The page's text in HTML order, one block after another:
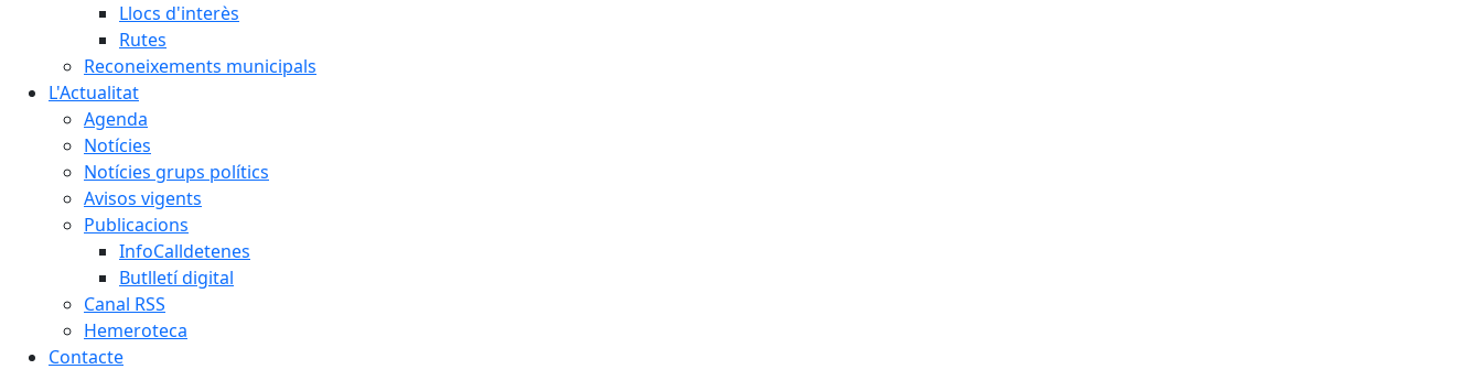
Llocs d'interès
Rutes
Reconeixements municipals
L'Actualitat
Agenda
Notícies
Notícies grups polítics
Avisos vigents
Publicacions
InfoCalldetenes
Butlletí digital
Canal RSS
Hemeroteca
Contacte